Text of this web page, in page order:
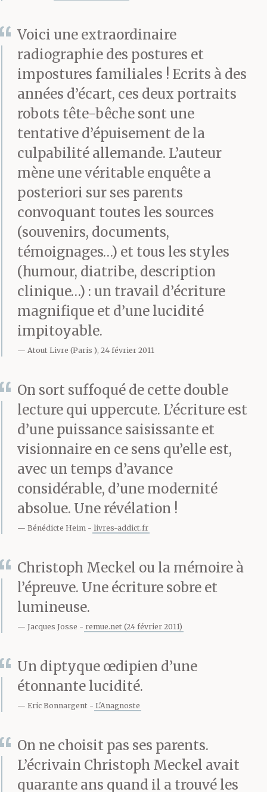
l’homme, le seul, qui
décide de tout dans la
maison (ce qui ne lui
servait à rien) ; comme
il jouait ce rôle à fond
sans se douter que ce
n’était pas la famille qui
avait besoin de lui mais
lui de la famille et de sa
docilité ; comme il
n’avait aucune
perception claire de lui-
même, il cherchait son
le restant de ses jours, il
recourut à toutes les
illusions disponibles.
Afin de rester fidèle à
l’image qu’il s’était
forgée de lui-même, il
mit en place une
nouvelle identité qu’il
consolida par des
sentences, des
maximes, des citations.
Il fallait qu’il demeurât
le noyau de la famille,
bien qu’il n’en fût que la
coquille fêlée. À tout
prix ; et le prix fut si
Voici une extraordinaire
radiographie des postures et
impostures familiales ! Ecrits à des
années d’écart, ces deux portraits
robots tête-bêche sont une
tentative d’épuisement de la
culpabilité allemande. L’auteur
mène une véritable enquête a
posteriori sur ses parents
convoquant toutes les sources
(souvenirs, documents,
témoignages…) et tous les styles
(humour, diatribe, description
clinique…) : un travail d’écriture
magnifique et d’une lucidité
impitoyable.
Atout Livre (Paris ), 24 février 2011
On sort suffoqué de cette double
lecture qui uppercute. L’écriture est
d’une puissance saisissante et
visionnaire en ce sens qu’elle est,
avec un temps d’avance
considérable, d’une modernité
absolue. Une révélation !
Bénédicte Heim livres-addict.fr
Christoph Meckel ou la mémoire à
l’épreuve. Une écriture sobre et
lumineuse.
Jacques Josse remue.net (24 février 2011)
Un diptyque œdipien d’une
étonnante lucidité.
Eric Bonnargent L'Anagnoste
On ne choisit pas ses parents.
L’écrivain Christoph Meckel avait
quarante ans quand il a trouvé les